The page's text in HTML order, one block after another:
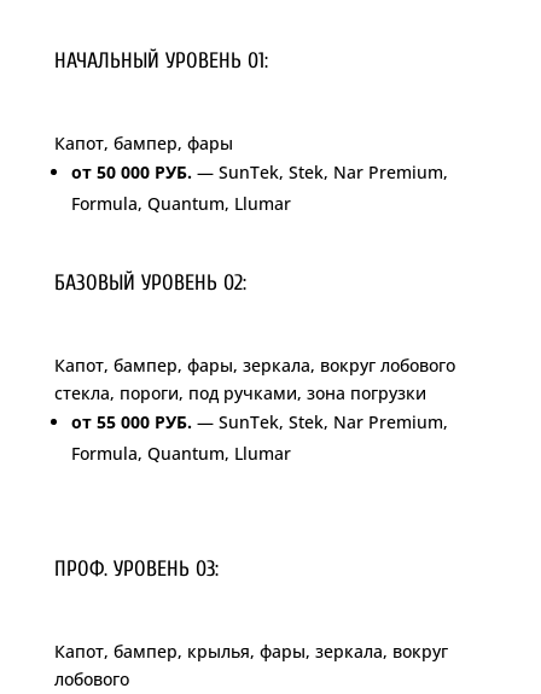
НАЧАЛЬНЫЙ УРОВЕНЬ 01:
Капот, бампер, фары
от 50 000 РУБ.— SunTek, Stek, Nar Premium,
Formula, Quantum, Llumar
БАЗОВЫЙ УРОВЕНЬ 02:
Капот, бампер, фары, зеркала, вокруг лобового
стекла, пороги, под ручками, зона погрузки
от 55 000 РУБ.— SunTek, Stek, Nar Premium,
Formula, Quantum, Llumar
ПРОФ. УРОВЕНЬ 03:
Капот, бампер, крылья, фары, зеркала, вокруг
лобового